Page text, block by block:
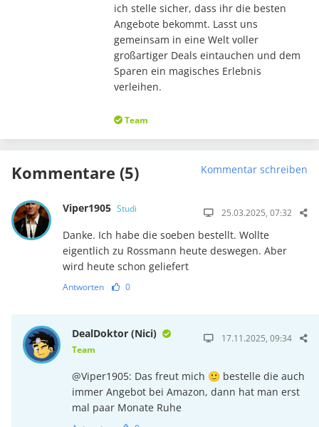
ich stelle sicher, dass ihr die besten
Angebote bekommt. Lasst uns
gemeinsam in eine Welt voller
großartiger Deals eintauchen und dem
Sparen ein magisches Erlebnis
verleihen.
Team
Kommentare (5) Kommentar schreiben
Viper1905 Studi 25.03.2025, 07:32
Danke. Ich habe die soeben bestellt. Wollte
eigentlich zu Rossmann heute deswegen. Aber
wird heute schon geliefert
Antworten 0
DealDoktor (Nici)
Team
17.11.2025, 09:34
@Viper1905: Das freut mich 🙂 bestelle die auch
immer Angebot bei Amazon, dann hat man erst
mal paar Monate Ruhe